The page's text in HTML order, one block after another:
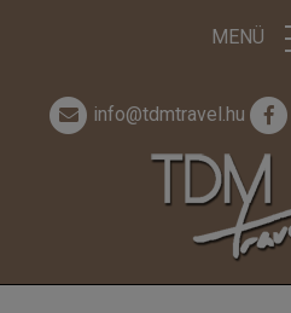
MENÜ
info@tdmtravel.hu